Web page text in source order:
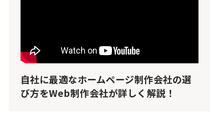
自社に最適なホームページ制作会社の選
び方をWeb制作会社が詳しく解説！